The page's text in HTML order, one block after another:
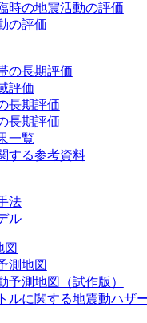
時の地震活動の評価
の評価
の長期評価
評価
長期評価
長期評価
一覧
する参考資料
法
ル
図
測地図
予測地図（試作版）
ルに関する地震動ハザ